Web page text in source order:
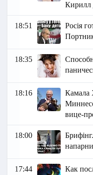
Кирилл
18:51
Росія
18:35
18:16
Камала
вице-
18:00
17:44
Как